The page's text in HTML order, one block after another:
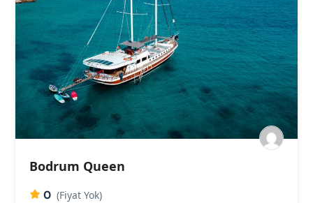
Bodrum Queen
0 (Fiyat Yok)